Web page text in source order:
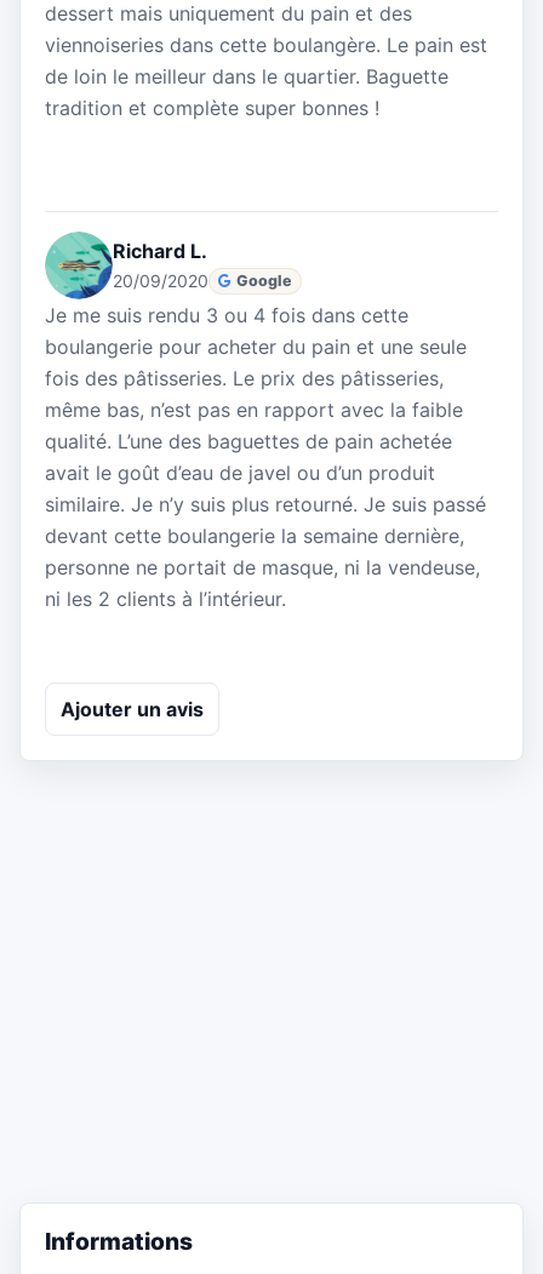
dessert mais uniquement du pain et des
viennoiseries dans cette boulangère. Le pain est
de loin le meilleur dans le quartier. Baguette
tradition et complète super bonnes !
Richard L.
20/09/2020 Google
Je me suis rendu 3 ou 4 fois dans cette
boulangerie pour acheter du pain et une seule
fois des pâtisseries. Le prix des pâtisseries,
même bas, n’est pas en rapport avec la faible
qualité. L’une des baguettes de pain achetée
avait le goût d’eau de javel ou d’un produit
similaire. Je n’y suis plus retourné. Je suis passé
devant cette boulangerie la semaine dernière,
personne ne portait de masque, ni la vendeuse,
ni les 2 clients à l’intérieur.
Ajouter un avis
Informations